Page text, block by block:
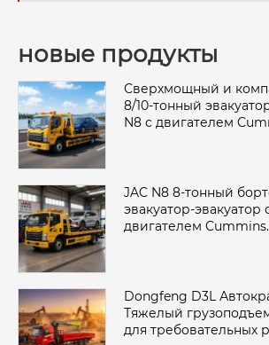
новые продукты
Сверхмощный и
8/10-тонный
N8 с двигателем
JAC N8 8-тонный
эвакуатор-эвакуатор
двигателем Cummins
Dongfeng D3L
Тяжелый
для требовательных